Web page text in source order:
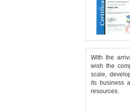
With the
wish the
scale,
its business
resources.